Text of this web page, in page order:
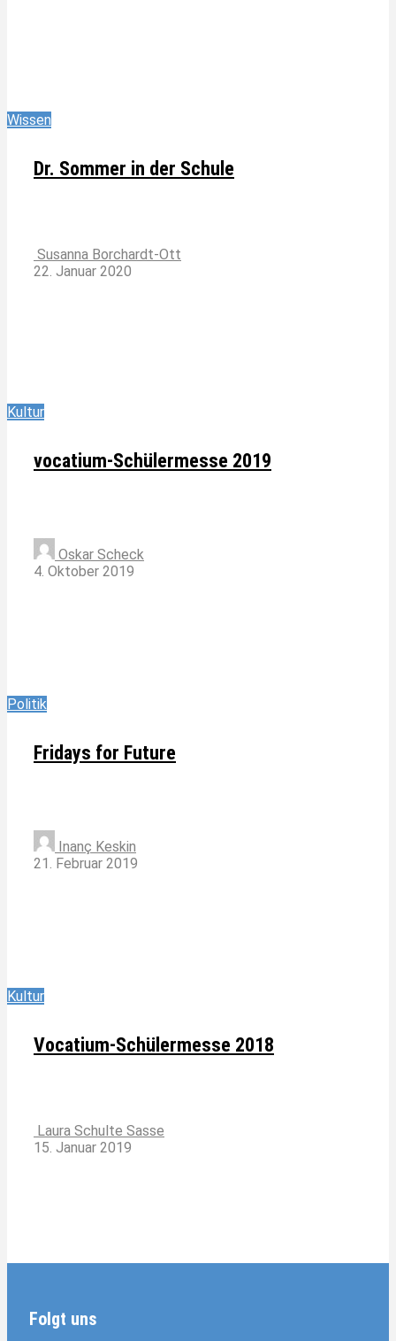
Wissen
Dr. Sommer in der Schule
Susanna Borchardt-Ott
22. Januar 2020
Kultur
vocatium-Schülermesse 2019
Oskar Scheck
4. Oktober 2019
Politik
Fridays for Future
Inanç Keskin
21. Februar 2019
Kultur
Vocatium-Schülermesse 2018
Laura Schulte Sasse
15. Januar 2019
Folgt uns